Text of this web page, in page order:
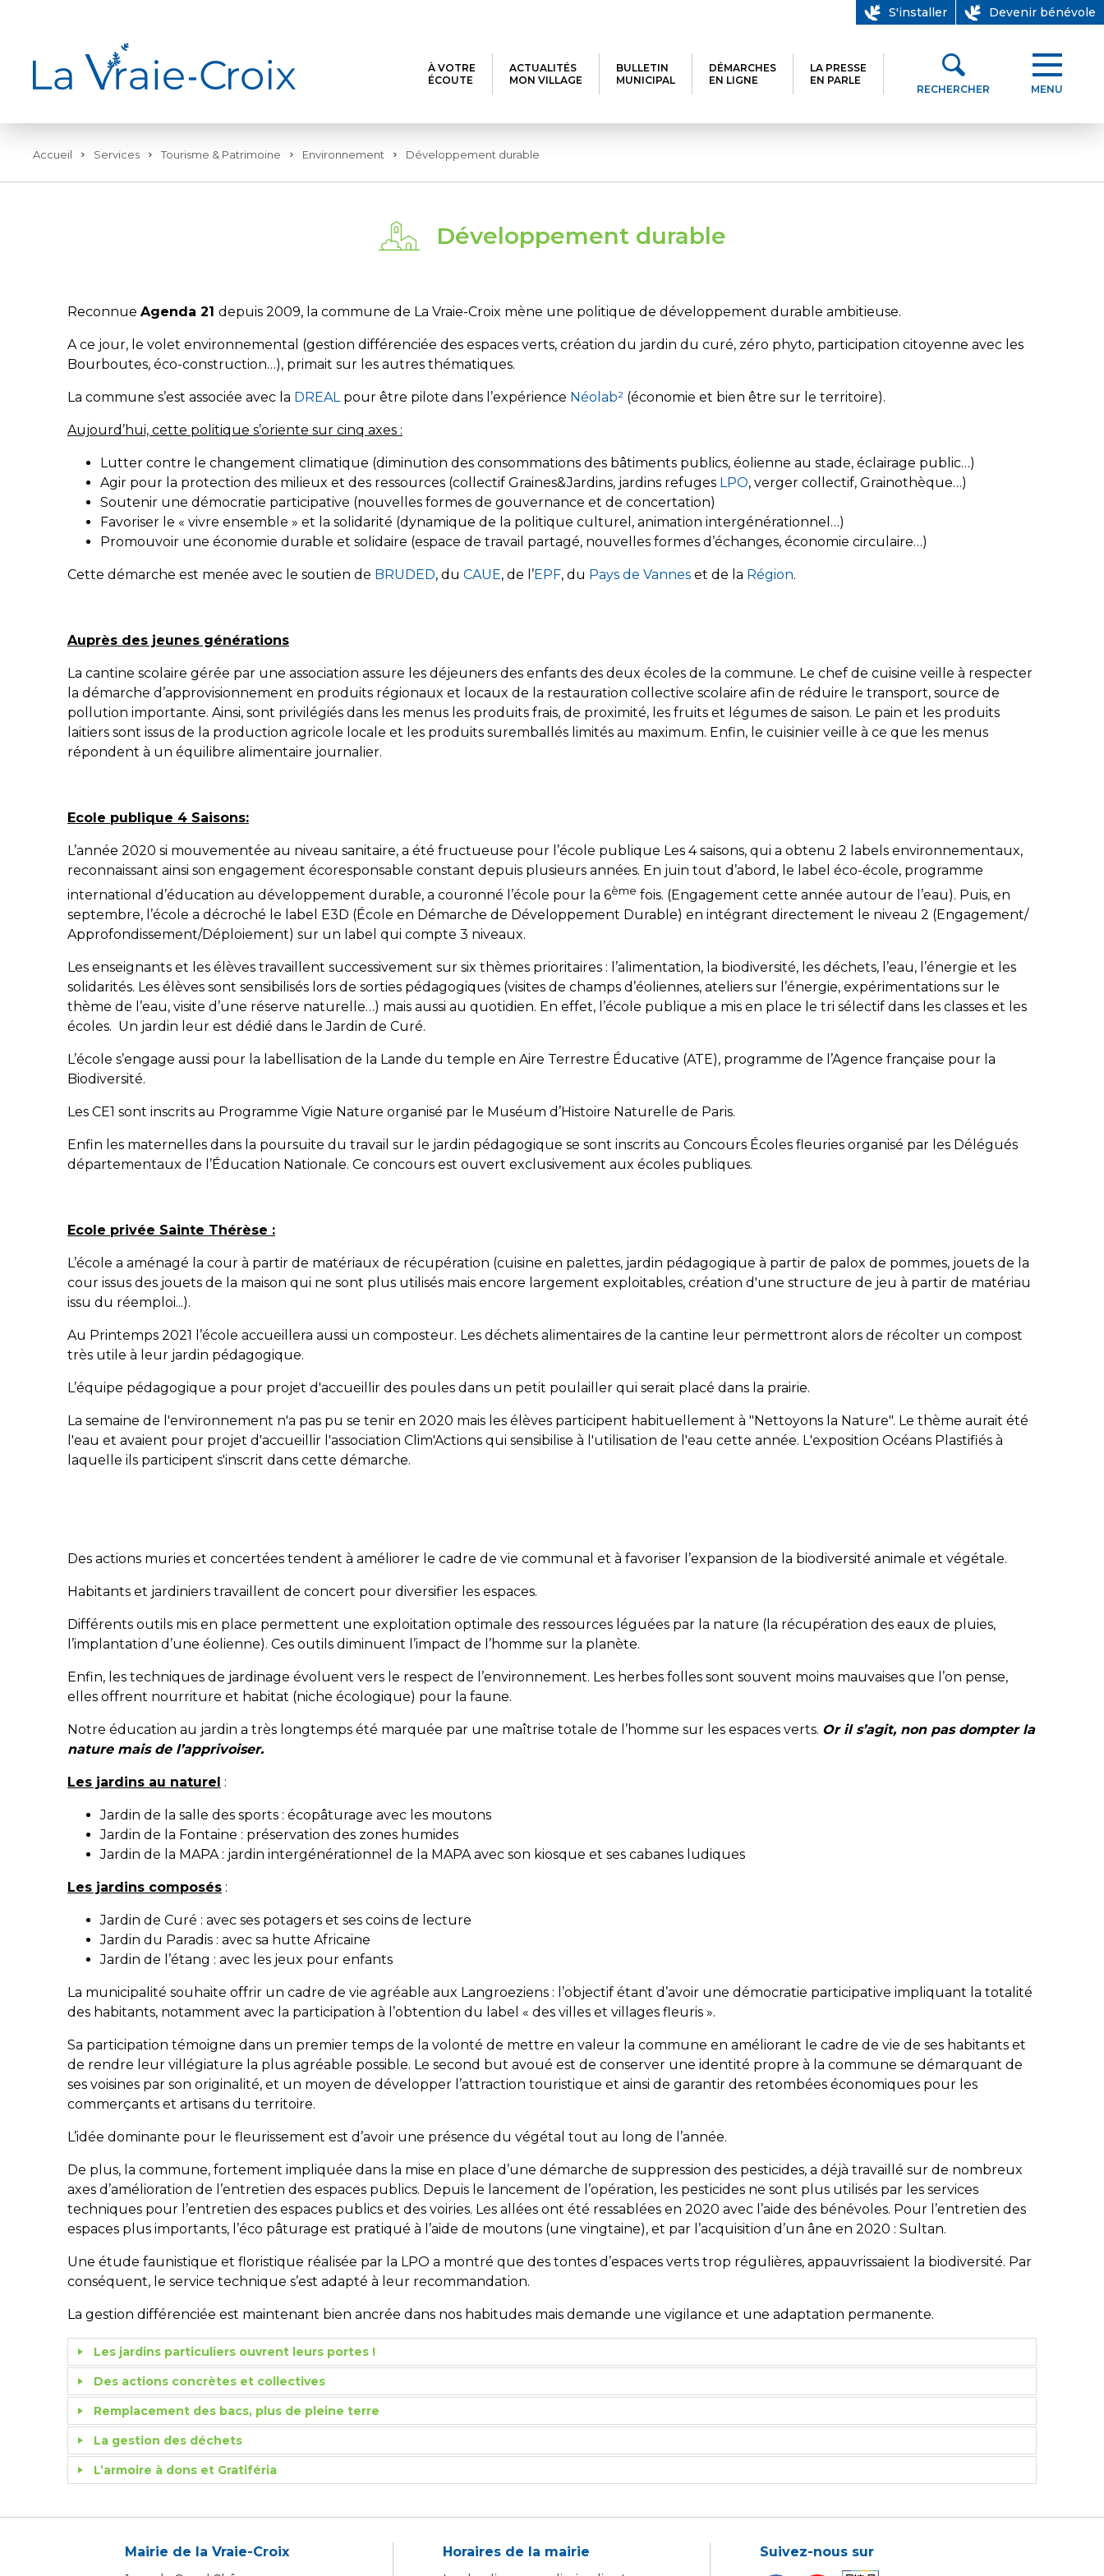
S'installer Devenir bénévole
À VOTRE
ÉCOUTE
ACTUALITÉS
MON VILLAGE
BULLETIN
MUNICIPAL
DÉMARCHES
EN LIGNE
LA PRESSE
EN PARLE
RECHERCHER MENU
Accueil Services Tourisme & Patrimoine Environnement Développement durable
Développement durable
Reconnue Agenda 21 depuis 2009, la commune de La Vraie-Croix mène une politique de développement durable ambitieuse.
A ce jour, le volet environnemental (gestion différenciée des espaces verts, création du jardin du curé, zéro phyto, participation citoyenne avec les
Bourboutes, éco-construction…), primait sur les autres thématiques.
La commune s’est associée avec la DREALpour être pilote dans l’expérience Néolab² (économie et bien être sur le territoire).
Aujourd’hui, cette politique s’oriente sur cinq axes :
Lutter contre le changement climatique (diminution des consommations des bâtiments publics, éolienne au stade, éclairage public…)
Agir pour la protection des milieux et des ressources (collectif Graines&Jardins, jardins refuges LPO, verger collectif, Grainothèque…)
Soutenir une démocratie participative (nouvelles formes de gouvernance et de concertation)
Favoriser le « vivre ensemble » et la solidarité (dynamique de la politique culturel, animation intergénérationnel…)
Promouvoir une économie durable et solidaire (espace de travail partagé, nouvelles formes d’échanges, économie circulaire…)
Cette démarche est menée avec le soutien de BRUDED, du CAUE, de l’EPF, du Pays de Vannes et de la Région.
Auprès des jeunes générations
La cantine scolaire gérée par une association assure les déjeuners des enfants des deux écoles de la commune. Le chef de cuisine veille à respecter
la démarche d’approvisionnement en produits régionaux et locaux de la restauration collective scolaire afin de réduire le transport, source de
pollution importante. Ainsi, sont privilégiés dans les menus les produits frais, de proximité, les fruits et légumes de saison. Le pain et les produits
laitiers sont issus de la production agricole locale et les produits suremballés limités au maximum. Enfin, le cuisinier veille à ce que les menus
répondent à un équilibre alimentaire journalier.
Ecole publique 4 Saisons:
L’année 2020 si mouvementée au niveau sanitaire, a été fructueuse pour l’école publique Les 4 saisons, qui a obtenu 2 labels environnementaux,
reconnaissant ainsi son engagement écoresponsable constant depuis plusieurs années. En juin tout d’abord, le label éco-école, programme
international d’éducation au développement durable, a couronné l’école pour la 6ème fois. (Engagement cette année autour de l’eau). Puis, en
septembre, l’école a décroché le label E3D (École en Démarche de Développement Durable) en intégrant directement le niveau 2 (Engagement/
Approfondissement/Déploiement) sur un label qui compte 3 niveaux.
Les enseignants et les élèves travaillent successivement sur six thèmes prioritaires : l’alimentation, la biodiversité, les déchets, l’eau, l’énergie et les
solidarités. Les élèves sont sensibilisés lors de sorties pédagogiques (visites de champs d’éoliennes, ateliers sur l’énergie, expérimentations sur le
thème de l’eau, visite d’une réserve naturelle…) mais aussi au quotidien. En effet, l’école publique a mis en place le tri sélectif dans les classes et les
écoles. Un jardin leur est dédié dans le Jardin de Curé.
L’école s’engage aussi pour la labellisation de la Lande du temple en Aire Terrestre Éducative (ATE), programme de l’Agence française pour la
Biodiversité.
Les CE1 sont inscrits au Programme Vigie Nature organisé par le Muséum d’Histoire Naturelle de Paris.
Enfin les maternelles dans la poursuite du travail sur le jardin pédagogique se sont inscrits au Concours Écoles fleuries organisé par les Délégués
départementaux de l’Éducation Nationale. Ce concours est ouvert exclusivement aux écoles publiques.
Ecole privée Sainte Thérèse :
L’école a aménagé la cour à partir de matériaux de récupération (cuisine en palettes, jardin pédagogique à partir de palox de pommes, jouets de la
cour issus des jouets de la maison qui ne sont plus utilisés mais encore largement exploitables, création d'une structure de jeu à partir de matériau
issu du réemploi...).
Au Printemps 2021 l’école accueillera aussi un composteur. Les déchets alimentaires de la cantine leur permettront alors de récolter un compost
très utile à leur jardin pédagogique.
L’équipe pédagogique a pour projet d'accueillir des poules dans un petit poulailler qui serait placé dans la prairie.
La semaine de l'environnement n'a pas pu se tenir en 2020 mais les élèves participent habituellement à "Nettoyons la Nature". Le thème aurait été
l'eau et avaient pour projet d'accueillir l'association Clim'Actions qui sensibilise à l'utilisation de l'eau cette année. L'exposition Océans Plastifiés à
laquelle ils participent s'inscrit dans cette démarche.
Des actions muries et concertées tendent à améliorer le cadre de vie communal et à favoriser l’expansion de la biodiversité animale et végétale.
Habitants et jardiniers travaillent de concert pour diversifier les espaces.
Différents outils mis en place permettent une exploitation optimale des ressources léguées par la nature (la récupération des eaux de pluies,
l’implantation d’une éolienne). Ces outils diminuent l’impact de l’homme sur la planète.
Enfin, les techniques de jardinage évoluent vers le respect de l’environnement. Les herbes folles sont souvent moins mauvaises que l’on pense,
elles offrent nourriture et habitat (niche écologique) pour la faune.
Notre éducation au jardin a très longtemps été marquée par une maîtrise totale de l’homme sur les espaces verts. Or il s’agit, non pas dompter la
nature mais de l’apprivoiser.
Les jardins au naturel :
Jardin de la salle des sports : écopâturage avec les moutons
Jardin de la Fontaine : préservation des zones humides
Jardin de la MAPA : jardin intergénérationnel de la MAPA avec son kiosque et ses cabanes ludiques
Les jardins composés :
Jardin de Curé : avec ses potagers et ses coins de lecture
Jardin du Paradis : avec sa hutte Africaine
Jardin de l’étang : avec les jeux pour enfants
La municipalité souhaite offrir un cadre de vie agréable aux Langroeziens : l’objectif étant d’avoir une démocratie participative impliquant la totalité
des habitants, notamment avec la participation à l’obtention du label « des villes et villages fleuris ».
Sa participation témoigne dans un premier temps de la volonté de mettre en valeur la commune en améliorant le cadre de vie de ses habitants et
de rendre leur villégiature la plus agréable possible. Le second but avoué est de conserver une identité propre à la commune se démarquant de
ses voisines par son originalité, et un moyen de développer l’attraction touristique et ainsi de garantir des retombées économiques pour les
commerçants et artisans du territoire.
L’idée dominante pour le fleurissement est d’avoir une présence du végétal tout au long de l’année.
De plus, la commune, fortement impliquée dans la mise en place d’une démarche de suppression des pesticides, a déjà travaillé sur de nombreux
axes d’amélioration de l’entretien des espaces publics. Depuis le lancement de l’opération, les pesticides ne sont plus utilisés par les services
techniques pour l’entretien des espaces publics et des voiries. Les allées ont été ressablées en 2020 avec l’aide des bénévoles. Pour l’entretien des
espaces plus importants, l’éco pâturage est pratiqué à l’aide de moutons (une vingtaine), et par l’acquisition d’un âne en 2020 : Sultan.
Une étude faunistique et floristique réalisée par la LPO a montré que des tontes d’espaces verts trop régulières, appauvrissaient la biodiversité. Par
conséquent, le service technique s’est adapté à leur recommandation.
La gestion différenciée est maintenant bien ancrée dans nos habitudes mais demande une vigilance et une adaptation permanente.
Les jardins particuliers ouvrent leurs portes !
Des actions concrètes et collectives
Remplacement des bacs, plus de pleine terre
La gestion des déchets
L’armoire à dons et Gratiféria
Mairie de la Vraie-Croix Horaires de la mairie Suivez-nous sur